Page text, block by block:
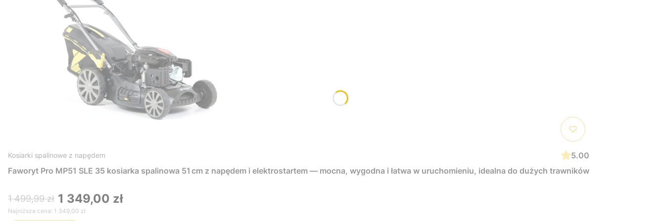
Kosiarki spalinowe z napędem
5.00
Faworyt Pro MP51 SLE 35 kosiarka spalinowa 51 cm z napędem i elektrostartem — mocna, wygodna i łatwa w uruchomieniu, idealna do dużych trawników
1 499,99 zł 1 349,00 zł
Najniższa cena: 1 349,00 zł